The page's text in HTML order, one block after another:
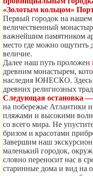
«Золотым кольцом»
Первый городок на
величественный
важнейшим памятником
место где можно ощутить
величие.
Далее наш путь проложен
древним монастырем,
наследия ЮНЕСКО. Здесь
древних религиозных
Следующая остановка —
на побережье Атлантики
пляжами и высокими
со всего мира. Не
бризом и красотами
Завершим наш
маленький городок,
словно переносит нас в
старинные дома и вид на